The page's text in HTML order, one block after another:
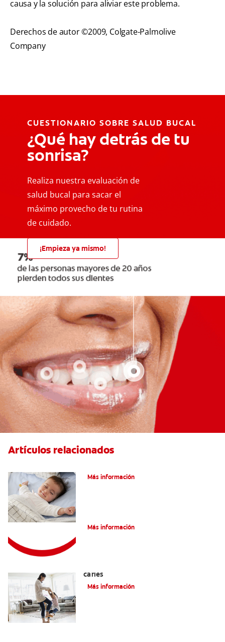
causa y la solución para aliviar este problema.
Derechos de autor ©2009, Colgate-Palmolive
Company
CUESTIONARIO SOBRE SALUD BUCAL
¿Qué hay detrás de tu
sonrisa?
Realiza nuestra evaluación de
salud bucal para sacar el
máximo provecho de tu rutina
de cuidado.
¡Empieza ya mismo!
Artículos relacionados
Más información
Más información
caries
Más información